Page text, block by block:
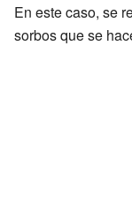
En este caso, se
sorbos que se